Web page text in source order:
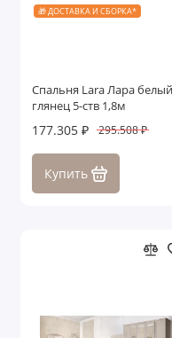
🎁 ДОСТАВКА И СБОРКА*
Спальня Lara Лара белый
глянец 5-ств 1,8м
177.305 ₽ 295.508 ₽
Купить